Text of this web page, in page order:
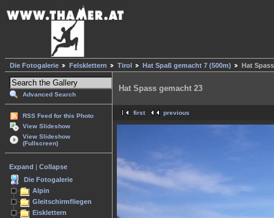
Die Fotogalerie Felsklettern Tirol Hat Spaß gemacht 7 (500m) Hat
Advanced Search
RSS Feed for this Photo
View Slideshow
View Slideshow
(Fullscreen)
Expand
Collapse
Die Fotogalerie
Alpin
Gleitschirmfliegen
Eisklettern
Hat Spass gemacht 23
first previous